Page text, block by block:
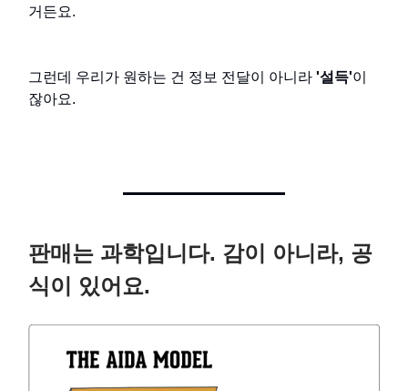
거든요.
그런데 우리가 원하는 건 정보 전달이 아니라 '설득'이
잖아요.
판매는 과학입니다. 감이 아니라, 공
식이 있어요.